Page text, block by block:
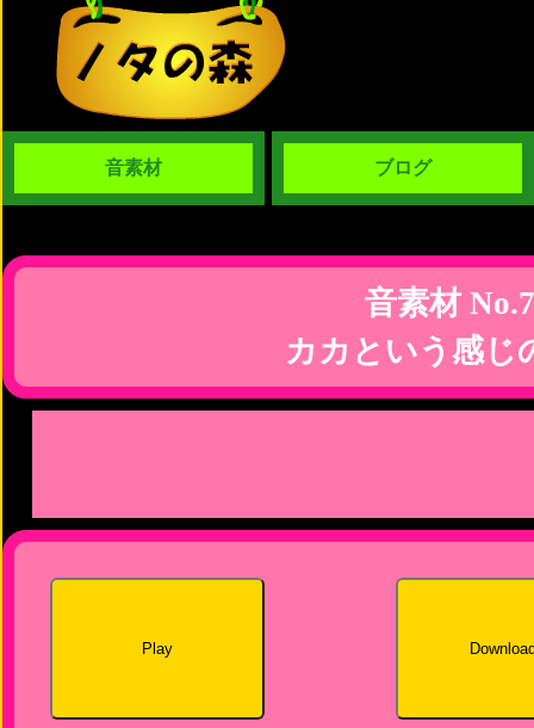
音素材 ブログ
音素材
カカという感じ
Play